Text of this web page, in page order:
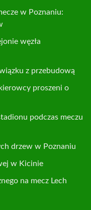
w Poznaniu:
węzła
z przebudową
proszeni o
podczas meczu
drzew w Poznaniu
w Kicinie
na mecz Lech